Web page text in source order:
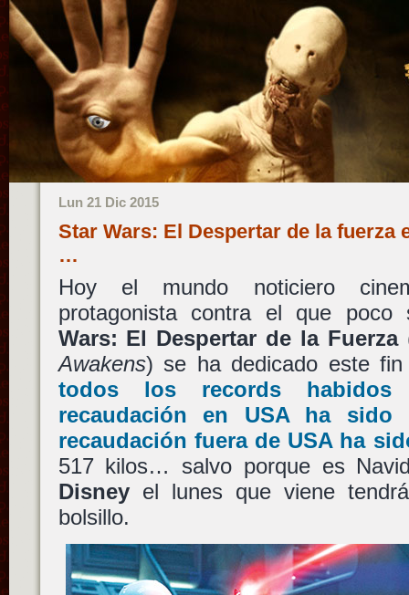
Lun 21 Dic 2015
Star Wars: El Despertar de la fuerza
…
Hoy el mundo noticiero
protagonista contra el que
Wars: El Despertar de la Fuerza
Awakens) se ha dedicado este
todos los records
recaudación en USA ha sido
recaudación fuera de USA ha
517 kilos… salvo porque es
Disneyel lunes que viene
bolsillo.